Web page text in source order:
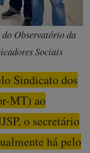
Observatório da
Sociais
Sindicato dos
MT) ao
o secretário
há pelo